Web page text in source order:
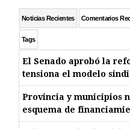
Noticias Recientes Comentarios
Tags
El Senado aprobó la
tensiona el modelo
Provincia y municipios
esquema de